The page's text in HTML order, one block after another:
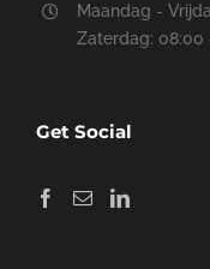
Maandag -
Zaterdag: 08:00
Get Social